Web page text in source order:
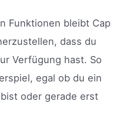
Funktionen bleibt Cap
dass du
Verfügung hast. So
egal ob du ein
oder gerade erst